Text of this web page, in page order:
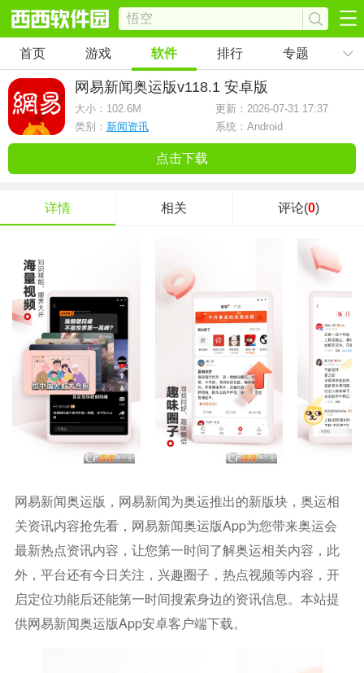
首页 游戏 软件 排行 专题
网易新闻奥运版v118.1 安卓版
大小： 102.6M
更新：2026-07-31 17:37
类别： 新闻资讯 系统：Android
点击下载
详情 相关 评论(0)
网易新闻奥运版，网易新闻为奥运推出的新版块，奥运相
关资讯内容抢先看，网易新闻奥运版app为您带来奥运会
最新热点资讯内容，让您第一时间了解奥运相关内容，此
外，平台还有今日关注，兴趣圈子，热点视频等内容，开
启定位功能后还能第一时间搜索身边的资讯信息。本站提
供网易新闻奥运版app安卓客户端下载。